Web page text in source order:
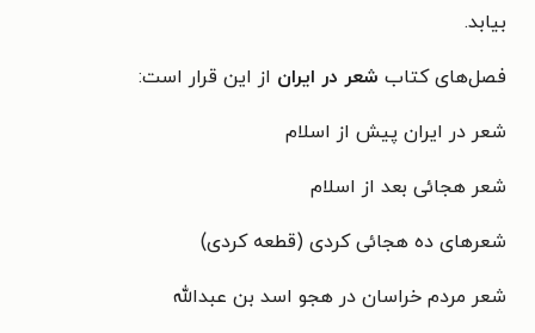
بیابد.
فصل‌های کتاب شعر در ایران از این قرار است:
شعر در ایران پیش از اسلام
شعر هجائی بعد از اسلام
شعرهای ده هجائی کردی (قطعه کردی)
شعر مردم خراسان در هجو اسد بن عبدالله